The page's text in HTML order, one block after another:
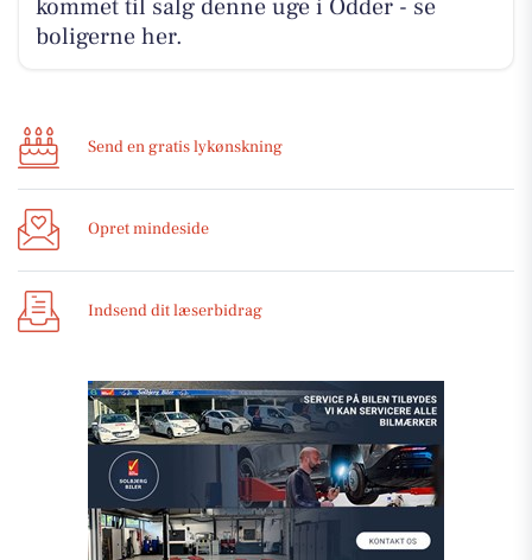
kommet til salg denne uge i Odder - se
boligerne her.
Send en gratis lykønskning
Opret mindeside
Indsend dit læserbidrag